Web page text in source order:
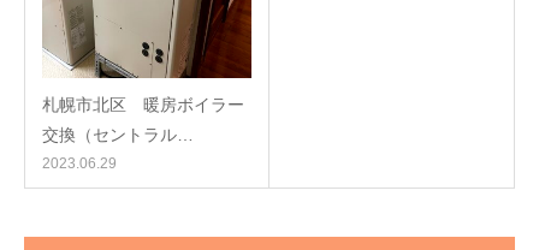
札幌市北区 暖房ボイラー
交換（セントラル…
2023.06.29